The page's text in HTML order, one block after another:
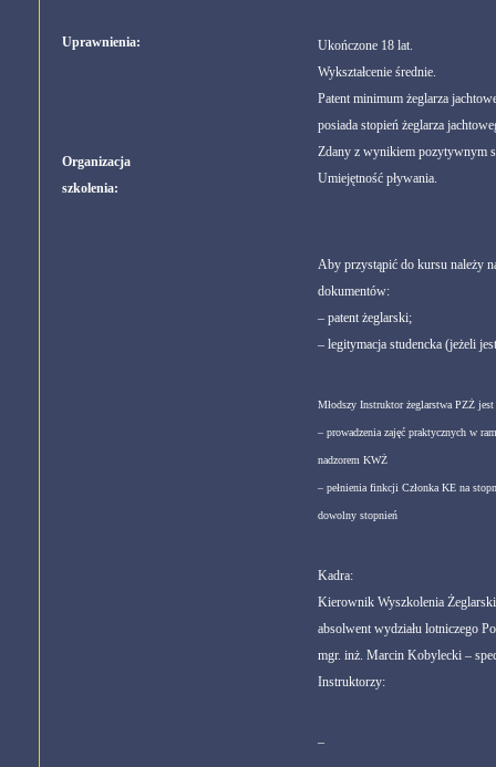
Uprawnienia:
Organizacja
szkolenia:
Ukończone 18 lat.
Wykształcenie średnie.
Patent minimum żeglarza
posiada stopień żeglarza
Zdany z wynikiem pozytywnym
Umiejętność pływania.
Aby przystąpić do kursu należy
dokumentów:
– patent żeglarski;
– legitymacja studencka (jeżeli
Młodszy Instruktor żeglarstwa PZŻ
– prowadzenia zajęć praktycznych w
nadzorem KWŻ
– pełnienia finkcji Członka KE na
dowolny stopnień
Kadra:
Kierownik Wyszkolenia
absolwent wydziału lotniczego
mgr. inż. Marcin Kobylecki –
Instruktorzy:
–